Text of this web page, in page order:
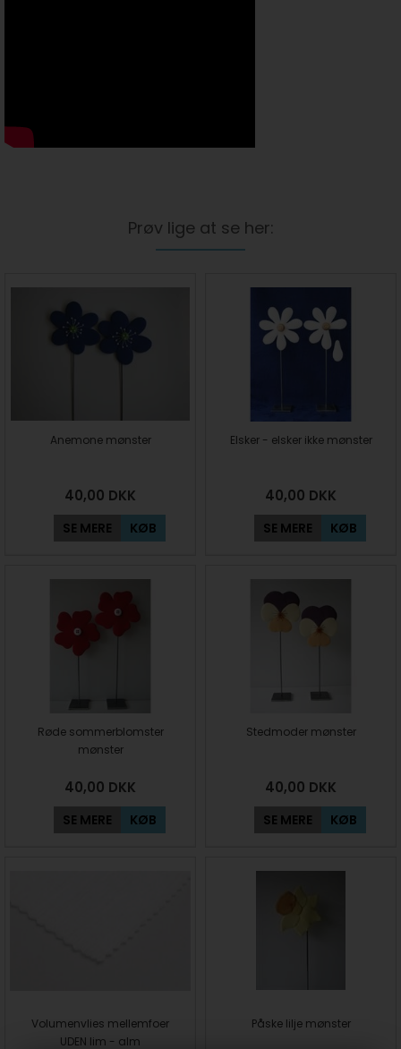
Prøv lige at se her:
Anemone mønster
40,00 DKK
SE MERE KØB
Elsker - elsker ikke mønster
40,00 DKK
SE MERE KØB
Røde sommerblomster
mønster
40,00 DKK
SE MERE KØB
Stedmoder mønster
40,00 DKK
SE MERE KØB
Volumenvlies mellemfoer
UDEN lim - alm
Påske lilje mønster